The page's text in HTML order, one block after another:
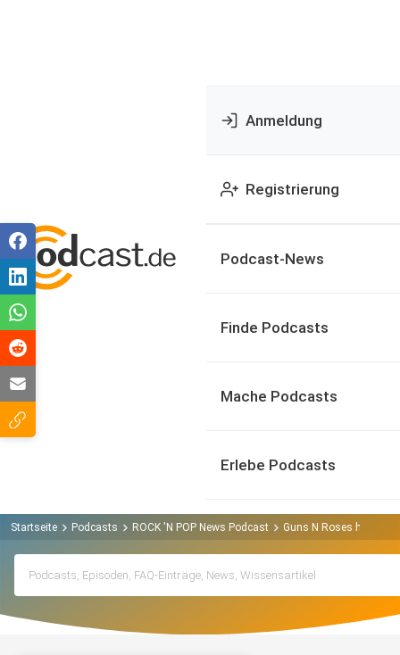
Anmeldung
Registrierung
Podcast-News
Finde Podcasts
Mache Podcasts
Erlebe Podcasts
Startseite Podcasts ROCK 'N POP News Podcast Guns N Roses haben